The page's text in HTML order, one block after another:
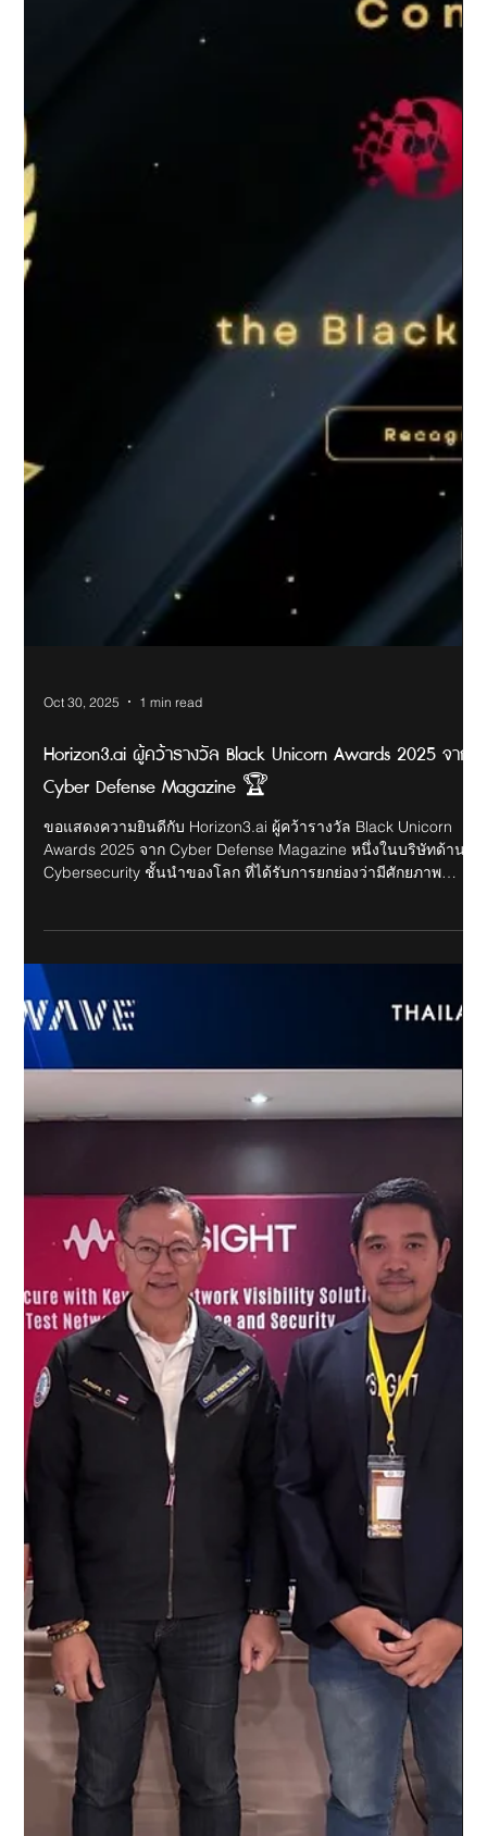
Nextwave ภูมิใจที่ Picus Security ได้รับการจัดอันดับเป็น #1
Leader บนรายงาน G2 Breach & Attack Simulation Grid®
Leader บนรายงาน G2 Breach & Attack Simulation Grid® ยืนยัน
ความแข็งแกร่งด้วยรีวิวจากลูกค้าจริงหลายร้อยรายและคะแนน
ความพึงพอใจระดับท็อป Picus คือโซลูชัน BAS ที่องค์กรทั่วโลกไว้
https://www.picussecurity.com/.../picus-security-named ...
www.nextwave.co.th LinkedIn: NEXTWAVE (Th
Oct 30, 2025 1 min read
Horizon3.ai ผู้คว้ารางวัล Black Unicorn Awards 2025 จาก
Cyber Defense Magazine 🏆
ขอแสดงความยินดีกับ Horizon3.ai ผู้คว้ารางวัล Black Unicorn
Awards 2025 จาก Cyber Defense Magazine หนึ่งในบริษัทด้าน